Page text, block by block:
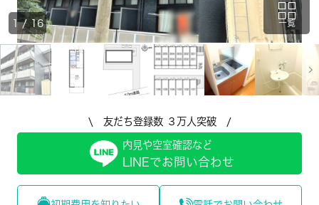
一覧
1/ 16
\ 友だち登録数 ３万人突破 /
内見や空室確認など
LINEでお問い合わせ